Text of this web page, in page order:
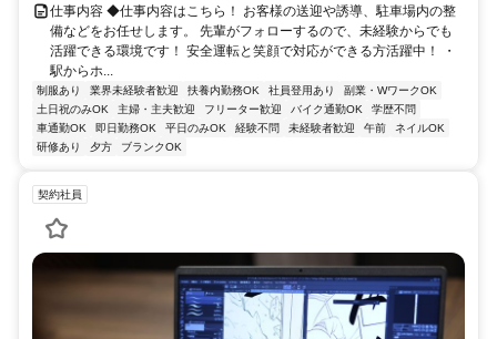
仕事内容 ◆仕事内容はこちら！ お客様の送迎や誘導、駐車場内の整
備などをお任せします。 先輩がフォローするので、未経験からでも
活躍できる環境です！ 安全運転と笑顔で対応ができる方活躍中！ ・
駅からホ...
制服あり 業界未経験者歓迎 扶養内勤務OK 社員登用あり
副業・WワークOK
土日祝のみOK
主婦・主夫歓迎 フリーター歓迎 バイク通勤OK
学歴不問
車通勤OK
即日勤務OK 平日のみOK 経験不問 未経験者歓迎 午前
ネイルOK
研修あり
夕方 ブランクOK
契約社員